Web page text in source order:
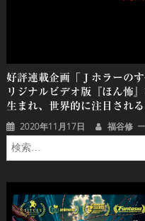
好評連載企画「Ｊホラー
リジナルビデオ版『ほん怖
生まれ、世界的に注目され
2020年11月17日 福谷修